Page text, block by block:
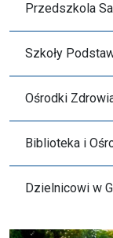
Przedszkola
Szkoły
Ośrodki
Biblioteka i
Dzielnicowi w